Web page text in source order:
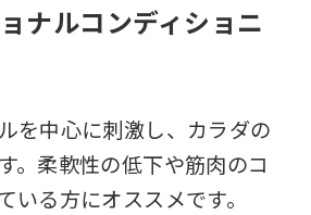
ナルコンディショニ
を中心に刺激し、カラダの
。柔軟性の低下や筋肉のコ
いる方にオススメです。